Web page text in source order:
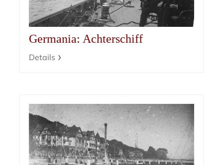
Germania: Achterschiff
Details